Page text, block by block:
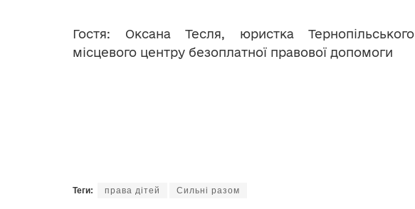
Гостя: Оксана Тесля, юристка Тернопільського
місцевого центру безоплатної правової допомоги
Теги: права дітей Сильні разом